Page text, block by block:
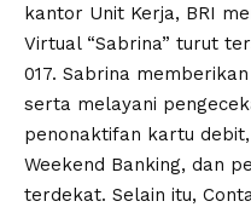
kantor Unit Kerja, BRI
Virtual “Sabrina” turut
017. Sabrina
serta melayani
penonaktifan kartu
Weekend Banking, dan
terdekat. Selain itu,